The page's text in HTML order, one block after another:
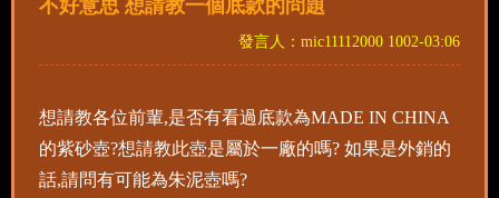
不好意思 想請教一個底款的問題
發言人：mic11112000 1002-03:06
想請教各位前輩,是否有看過底款為MADE IN CHINA
的紫砂壺?想請教此壺是屬於一廠的嗎? 如果是外銷的
話,請問有可能為朱泥壺嗎?